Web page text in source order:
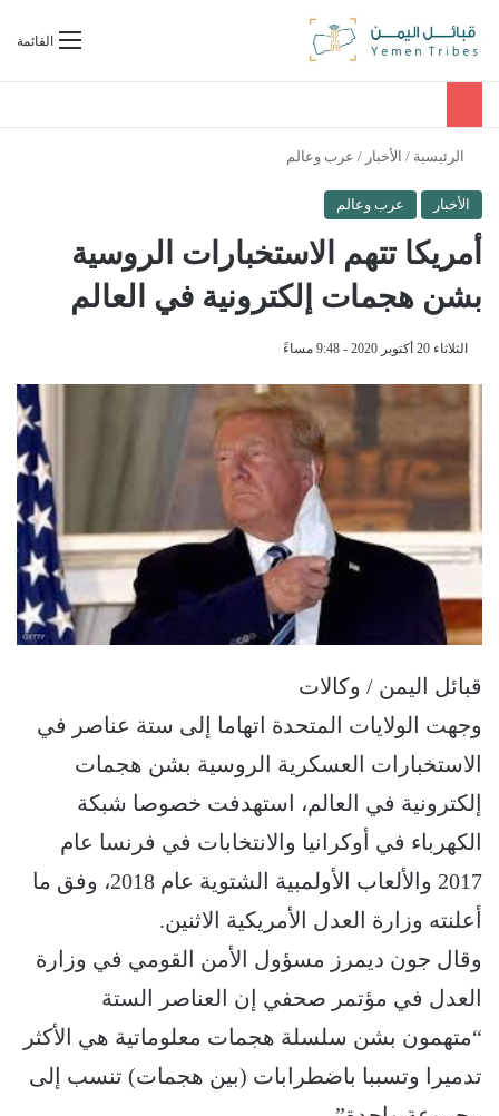
القائمةبحث عن
الرئيسية / الأخبار / عرب وعالم
الأخبار عرب وعالم
أمريكا تتهم الاستخبارات الروسية
بشن هجمات إلكترونية في العالم
الثلاثاء 20 أكتوبر 2020 - 9:48 مساءً
قبائل اليمن / وكالات
وجهت الولايات المتحدة اتهاما إلى ستة عناصر في
الاستخبارات العسكرية الروسية بشن هجمات
إلكترونية في العالم، استهدفت خصوصا شبكة
الكهرباء في أوكرانيا والانتخابات في فرنسا عام
2017 والألعاب الأولمبية الشتوية عام 2018، وفق ما
أعلنته وزارة العدل الأمريكية الاثنين.
وقال جون ديمرز مسؤول الأمن القومي في وزارة
العدل في مؤتمر صحفي إن العناصر الستة
“متهمون بشن سلسلة هجمات معلوماتية هي الأكثر
تدميرا وتسببا باضطرابات (بين هجمات) تنسب إلى